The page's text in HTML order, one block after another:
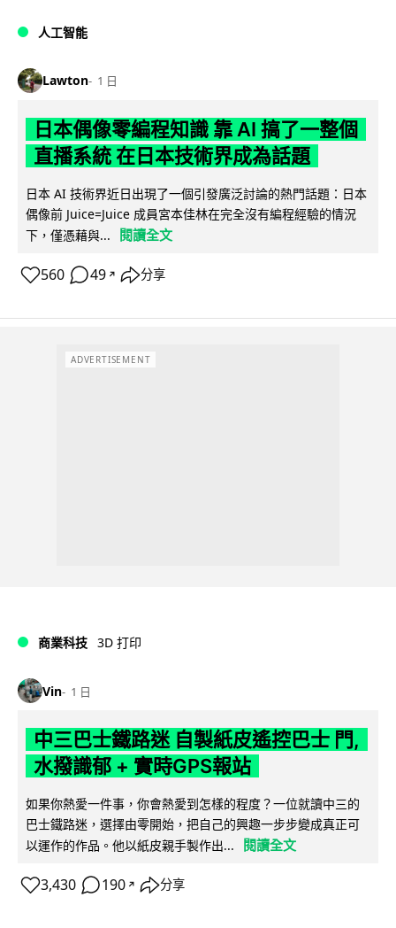
人工智能
Lawton 1 日
日本偶像零編程知識 靠 AI 搞了一整個
直播系統 在日本技術界成為話題
日本 AI 技術界近日出現了一個引發廣泛討論的熱門話題：日本
偶像前 Juice=Juice 成員宮本佳林在完全沒有編程經驗的情況
下，僅憑藉與...
閱讀全文
560 49 ↗ 分享
ADVERTISEMENT
商業科技 3D 打印
Vin 1 日
中三巴士鐵路迷 自製紙皮遙控巴士 門,
水撥識郁 + 實時GPS報站
如果你熱愛一件事，你會熱愛到怎樣的程度？一位就讀中三的
巴士鐵路迷，選擇由零開始，把自己的興趣一步步變成真正可
以運作的作品。他以紙皮親手製作出...
閱讀全文
3,430 190 ↗ 分享